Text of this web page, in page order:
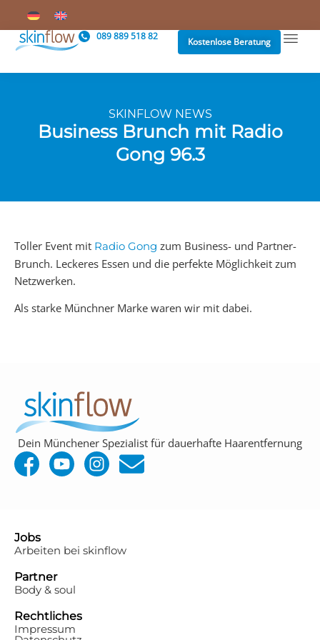
089 889 518 82 Kostenlose Beratung
SKINFLOW NEWS
Business Brunch mit Radio
Gong 96.3
Toller Event mit Radio Gong zum Business- und Partner-
Brunch. Leckeres Essen und die perfekte Möglichkeit zum
Netzwerken.
Als starke Münchner Marke waren wir mit dabei.
Dein Münchener Spezialist für dauerhafte Haarentfernung
Jobs
Arbeiten bei skinflow
Partner
Body & soul
Rechtliches
Impressum